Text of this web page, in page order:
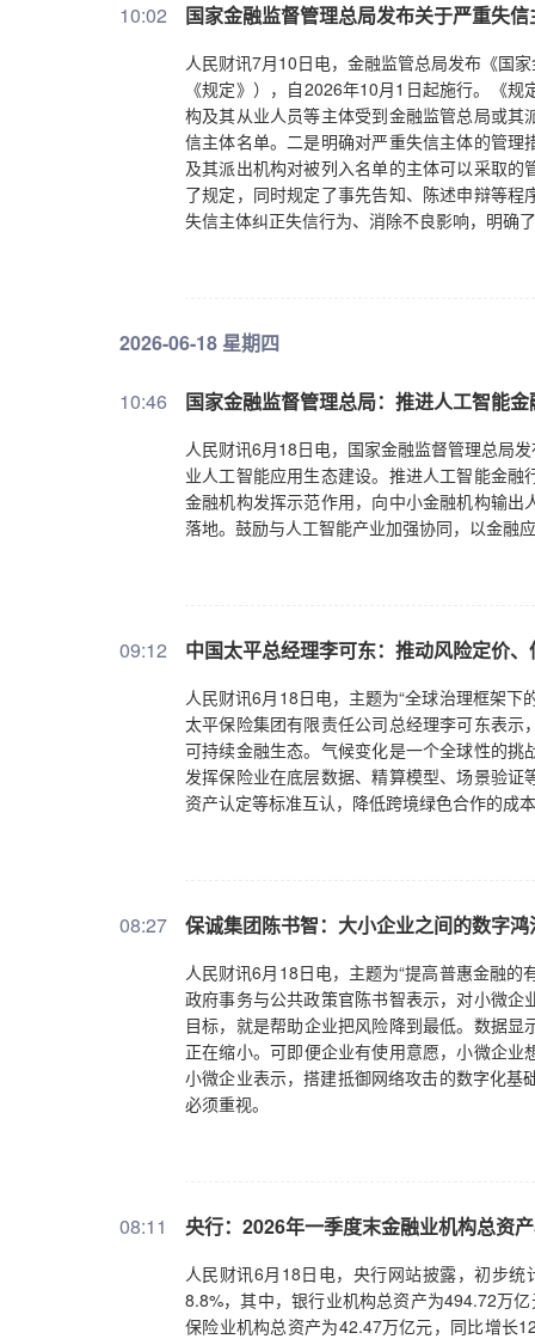
10:02 国家金融监督管理总局发布关于严重失
人民财讯7月10日电，金融监管总局发布《国
《规定》），自2026年10月1日起施行。《
构及其从业人员等主体受到金融监管总局或
信主体名单。二是明确对严重失信主体的管
及其派出机构对被列入名单的主体可以采取
了规定，同时规定了事先告知、陈述申辩等
失信主体纠正失信行为、消除不良影响，明确
2026-06-18 星期四
10:46 国家金融监督管理总局：推进人工智能
人民财讯6月18日电，国家金融监督管理总局
业人工智能应用生态建设。推进人工智能金
金融机构发挥示范作用，向中小金融机构输
落地。鼓励与人工智能产业加强协同，以金融
09:12 中国太平总经理李可东：推动风险定价
人民财讯6月18日电，主题为“全球治理框架
太平保险集团有限责任公司总经理李可东表
可持续金融生态。气候变化是一个全球性的
发挥保险业在底层数据、精算模型、场景验
资产认定等标准互认，降低跨境绿色合作的成
08:27 保诚集团陈书智：大小企业之间的数字
人民财讯6月18日电，主题为“提高普惠金融
政府事务与公共政策官陈书智表示，对小微
目标，就是帮助企业把风险降到最低。数据
正在缩小。可即便企业有使用意愿，小微企
小微企业表示，搭建抵御网络攻击的数字化
必须重视。
08:11 央行：2026年一季度末金融业机构总资
人民财讯6月18日电，央行网站披露，初步
8.8%，其中，银行业机构总资产为494.72万
保险业机构总资产为42.47万亿元，同比增长